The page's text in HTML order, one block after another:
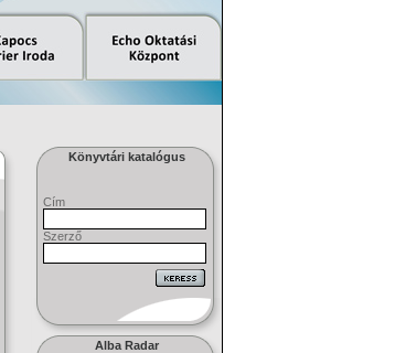
Könyvtári katalógus
Cím
Szerző
Alba Radar